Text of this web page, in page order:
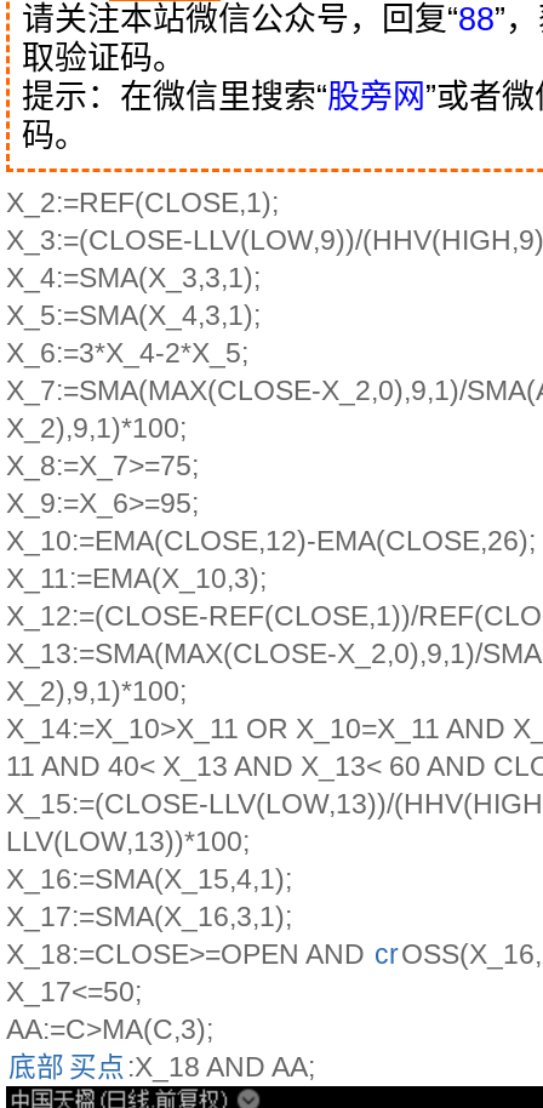
请关注本站微信公众号，回复“88”
取验证码。
提示：在微信里搜索“股旁网 ”或者
码。
X_2:=REF(CLOSE,1);
X_3:=(CLOSE-LLV(LOW,9))/
X_4:=SMA(X_3,3,1);
X_5:=SMA(X_4,3,1);
X_6:=3*X_4-2*X_5;
X_7:=SMA(MAX(CLOSE-X_2,0),9,1)/
X_2),9,1)*100;
X_8:=X_7>=75;
X_9:=X_6>=95;
X_10:=EMA(CLOSE,12)-EMA(CLOSE,26);
X_11:=EMA(X_10,3);
X_12:=(CLOSE-REF(CLOSE,1))/
X_13:=SMA(MAX(CLOSE-X_2,0),9,1)/
X_2),9,1)*100;
X_14:=X_10>X_11 OR X_10=X_11 AND
11 AND 40< X_13 AND X_13< 60 AND
X_15:=(CLOSE-LLV(LOW,13))/
LLV(LOW,13))*100;
X_16:=SMA(X_15,4,1);
X_17:=SMA(X_16,3,1);
X_18:=CLOSE>=OPEN AND cr
X_17<=50;
AA:=C>MA(C,3);
底部 买点 :X_18 AND AA;